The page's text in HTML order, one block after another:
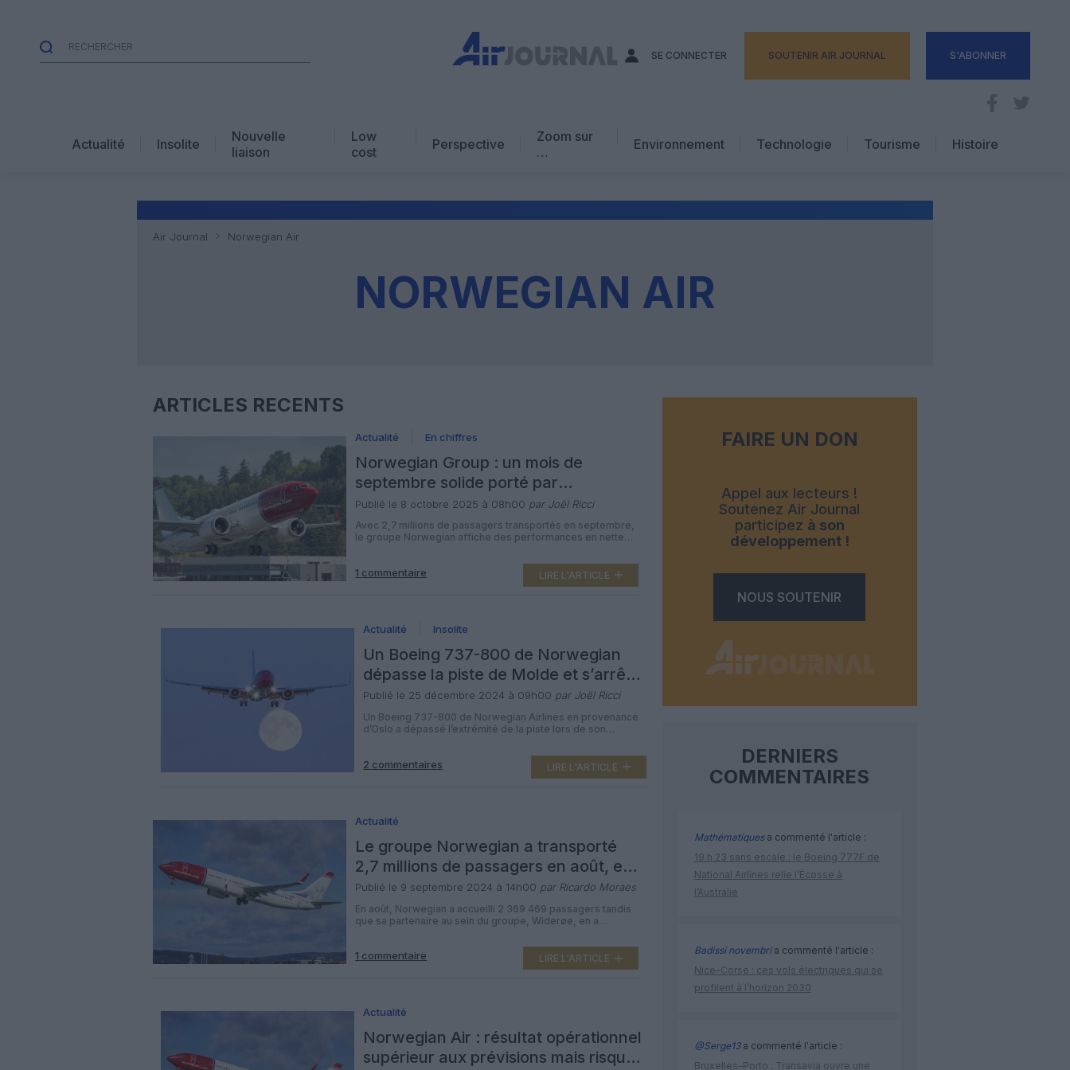
SE CONNECTER SOUTENIR AIR JOURNAL S'ABONNER
Actualité Insolite
Nouvelle
liaison
Low
cost
Perspective
Zoom sur
…
Vidéo
Environnement Technologie
Tourisme
Hôtellerie
Histoire
Air Journal Norwegian Air
NORWEGIAN AIR
ARTICLES RÉCENTS
Actualité En chiffres
Norwegian Group : un mois de
septembre solide porté par
l’expansion du réseau et une
commande majeure
Publié le 8 octobre 2025 à 08h00 par Joël Ricci
Avec 2,7 millions de passagers transportés en septembre,
le groupe Norwegian affiche des performances en nette
portée par une importante commande de Boeing 737 MAX
et de nouvelles liaisons internationales. Malgré des
perturbations ponctuelles de l’espace aérien au Danemark
1 commentaire LIRE L'ARTICLE
Actualité Insolite
Un Boeing 737-800 de Norwegian
dépasse la piste de Molde et s’arrête
à seulement 15 mètres de la mer
Publié le 25 décembre 2024 à 09h00 par Joël Ricci
Un Boeing 737-800 de Norwegian Airlines en provenance
d’Oslo a dépassé l’extrémité de la piste lors de son
DY430 a décollé avec environ une heure de retard, à 18h19,
le 19 décembre, pour un court vol […]
2 commentaires LIRE L'ARTICLE
Actualité
Le groupe Norwegian a transporté
2,7 millions de passagers en août, en
croissance de 10 %
Publié le 9 septembre 2024 à 14h00 par Ricardo Moraes
En août, Norwegian a accueilli 2 369 469 passagers tandis
que sa partenaire au sein du groupe, Widerøe, en a
La tendance positive se poursuit avec une croissance du
nombre de passagers de 10 % par rapport au mois d’août
1 commentaire LIRE L'ARTICLE
Actualité
Norwegian Air : résultat opérationnel
supérieur aux prévisions mais risque
FAIRE UN DON
Appel aux lecteurs !
Soutenez Air Journal
participez à son
développement !
NOUS SOUTENIR
DERNIERS
COMMENTAIRES
Mathématiquesa commenté l'article :
19 h 23 sans escale : le Boeing 777F de
National Airlines relie l’Écosse à
l’Australie
Badissi novembria commenté l'article :
Nice–Corse : ces vols électriques qui se
profilent à l’horizon 2030
@Serge13a commenté l'article :
Bruxelles–Porto : Transavia ouvre une